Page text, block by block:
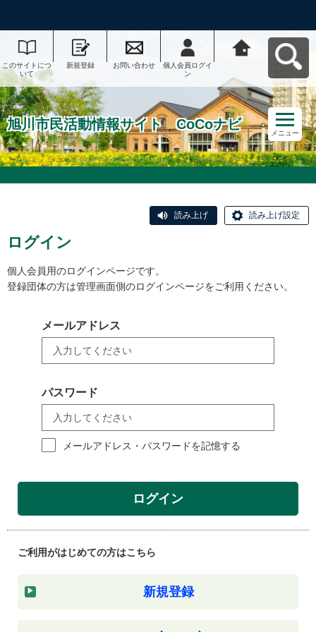
このサイトにつ
いて
新規登録 お問い合わせ
個人会員ログイ
ン
ナビへ戻る
旭川市民活動情報サイト CoCoナビ
メニュー
読み上げ 読み上げ設定
ログイン
個人会員用のログインページです。
登録団体の方は管理画面側のログインページをご利用ください。
メールアドレス
パスワード
メールアドレス・パスワードを記憶する
ログイン
ご利用がはじめての方はこちら
新規登録